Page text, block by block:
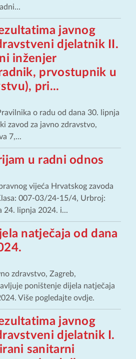
javnog
djelatnik II.
inženjer
prvostupnik u
pri...
o radu od dana 30. lipnja
zavod za javno zdravstvo,
7,...
u radni odnos
vijeća Hrvatskog zavoda
007-03/24-15/4, Urbroj:
24. lipnja 2024. i...
natječaja od dana
zdravstvo, Zagreb,
poništenje dijela natječaja
Više pogledajte ovdje.
javnog
djelatnik I.
sanitarni